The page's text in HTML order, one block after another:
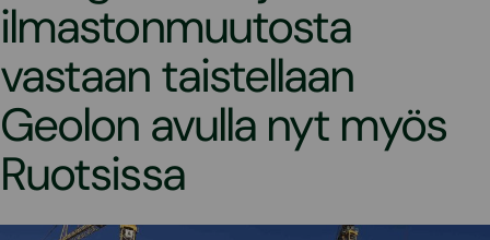
ilmastonmuutosta
vastaan taistellaan
Geolon avulla nyt myös
Ruotsissa